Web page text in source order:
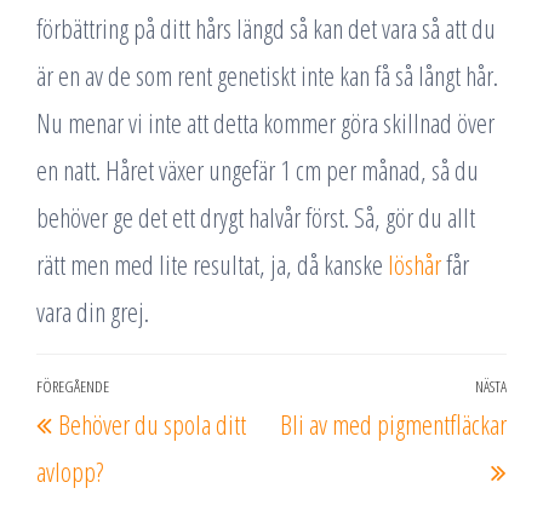
förbättring på ditt hårs längd så kan det vara så att du
är en av de som rent genetiskt inte kan få så långt hår.
Nu menar vi inte att detta kommer göra skillnad över
en natt. Håret växer ungefär 1 cm per månad, så du
behöver ge det ett drygt halvår först. Så, gör du allt
rätt men med lite resultat, ja, då kanske löshårfår
vara din grej.
Inläggsnavigering
Föregående
inlägg
FÖREGÅENDE
Behöver du spola ditt
avlopp?
NÄSTA
Bli av med pigmentfläckar